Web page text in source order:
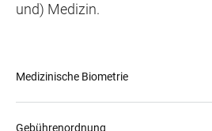
und) Medizin.
Medizinische Biometrie
Gebührenordnung